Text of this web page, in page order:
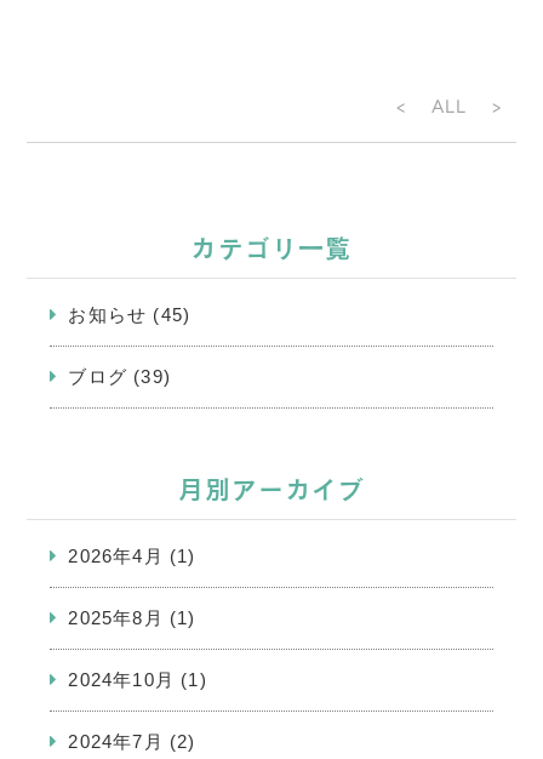
< ALL >
カテゴリ一覧
お知らせ (45)
ブログ (39)
月別アーカイブ
2026年4月 (1)
2025年8月 (1)
2024年10月 (1)
2024年7月 (2)